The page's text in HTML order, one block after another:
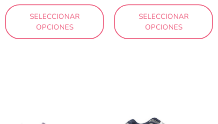
SELECCIONAR
OPCIONES
SELECCIONAR
OPCIONES